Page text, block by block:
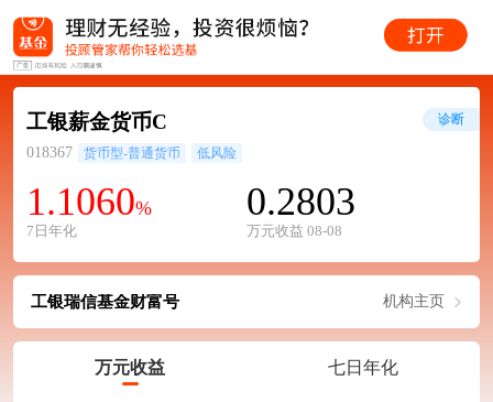
工银薪金货币C
018367 货币型-普通货币 低风险
1.1060%
7日年化
0.2803
万元收益 08-08
诊断
工银瑞信基金财富号 机构主页
万元收益 七日年化